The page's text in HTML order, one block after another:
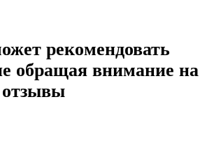
рекомендовать
обращая внимание на